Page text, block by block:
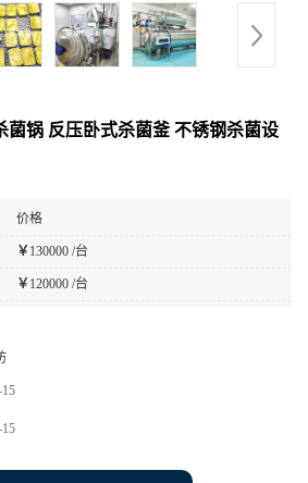
菌锅 反压卧式杀菌釜 不锈钢杀菌设
价格
￥ 130000 /台
￥ 120000 /台